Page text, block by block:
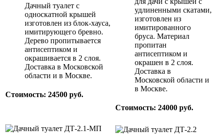
Дачный туалет с
односкатной крышей
изготовлен из блок-хауса,
имитирующего бревно.
Дерево пропитывается
антисептиком и
окрашивается в 2 слоя.
Доставка в Московской
области и в Москве.
Стоимость: 24500 руб.
удлиненными скатами,
изготовлен из
имитированного
бруса. Материал
пропитан
антисептиком и
окрашен в 2 слоя.
Доставка в
Московской области и
в Москве.
Стоимость: 24000 руб.